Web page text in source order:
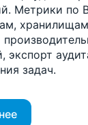
Метрики по
экспорт
задач.